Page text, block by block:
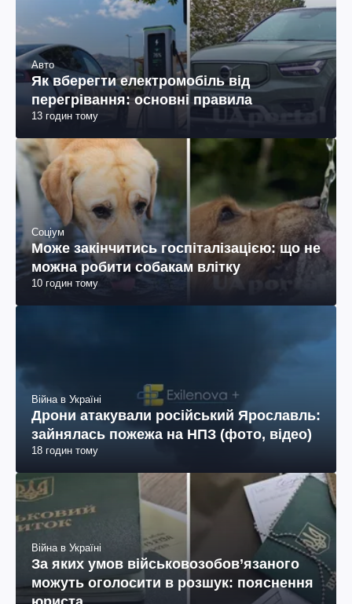
Авто
Як вберегти електромобіль від
перегрівання: основні правила
13 годин тому
Соціум
Може закінчитись госпіталізацією: що не
можна робити собакам влітку
10 годин тому
Війна в Україні
Дрони атакували російський Ярославль:
зайнялась пожежа на НПЗ (фото, відео)
18 годин тому
Війна в Україні
За яких умов військовозобов’язаного
можуть оголосити в розшук: пояснення